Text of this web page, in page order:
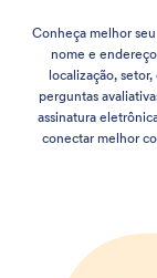
Conheça melhor
nome e
localização,
perguntas
assinatura
conectar melhor